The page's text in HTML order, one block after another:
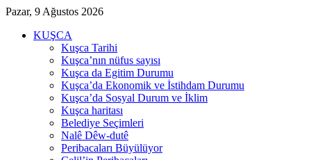
Pazar, 9 Ağustos 2026
KUŞCA
Kuşca Tarihi
Kuşca’nın nüfus sayısı
Kuşca da Egitim Durumu
Kuşca’da Ekonomik ve İstihdam Durumu
Kuşca’da Sosyal Durum ve İklim
Kuşca haritası
Belediye Seçimleri
Nalê Dêw-dutê
Peribacaları Büyülüyor